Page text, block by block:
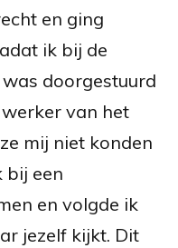
en ging
ik bij de
doorgestuurd
van het
mij niet konden
bij een
en volgde ik
jezelf kijkt. Dit